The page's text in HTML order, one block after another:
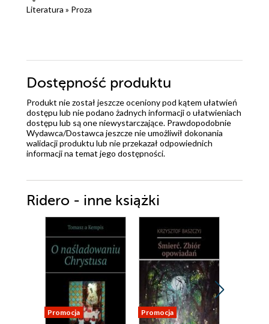
Literatura » Proza
Dostępność produktu
Produkt nie został jeszcze oceniony pod kątem ułatwień
dostępu lub nie podano żadnych informacji o ułatwieniach
dostępu lub są one niewystarczające. Prawdopodobnie
Wydawca/Dostawca jeszcze nie umożliwił dokonania
walidacji produktu lub nie przekazał odpowiednich
informacji na temat jego dostępności.
Ridero - inne książki
Promocja Promocja